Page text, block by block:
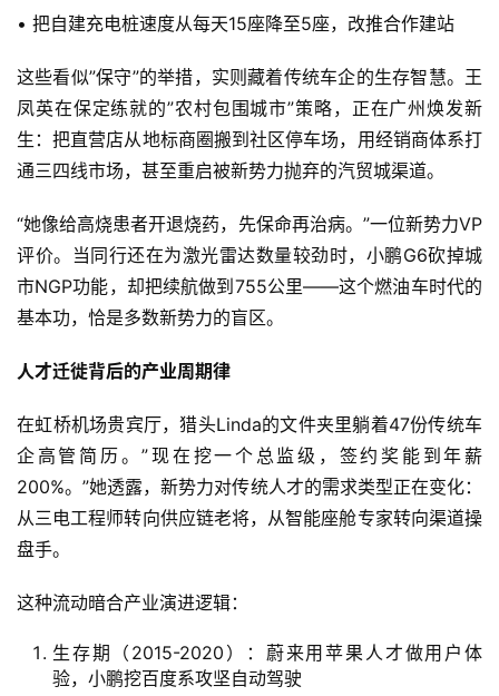
首
智
车
时
新
能
源
测
• 把自建充电桩速度从每天15座降至5座，改推合作建站
这些看似”保守”的举措，实则藏着传统车企的生存智慧。王
凤英在保定练就的”农村包围城市”策略，正在广州焕发新
生：把直营店从地标商圈搬到社区停车场，用经销商体系打
通三四线市场，甚至重启被新势力抛弃的汽贸城渠道。
“她像给高烧患者开退烧药，先保命再治病。”一位新势力VP
评价。当同行还在为激光雷达数量较劲时，小鹏G6砍掉城
市NGP功能，却把续航做到755公里——这个燃油车时代的
基本功，恰是多数新势力的盲区。
人才迁徙背后的产业周期律
在虹桥机场贵宾厅，猎头Linda的文件夹里躺着47份传统车
企高管简历。”现在挖一个总监级，签约奖能到年薪
200%。”她透露，新势力对传统人才的需求类型正在变化：
从三电工程师转向供应链老将，从智能座舱专家转向渠道操
盘手。
这种流动暗合产业演进逻辑：
生存期（2015-2020）：蔚来用苹果人才做用户体
验，小鹏挖百度系攻坚自动驾驶